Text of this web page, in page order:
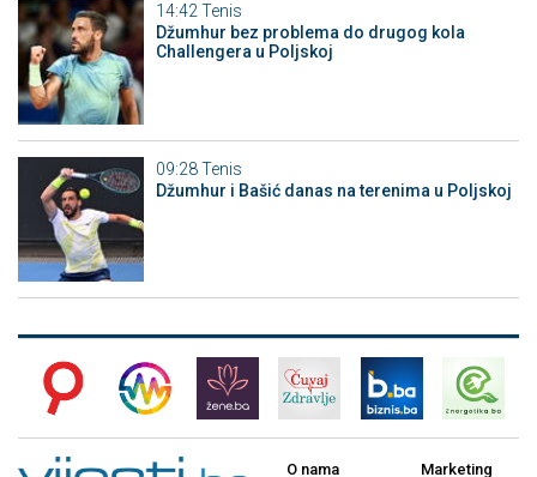
14:42 Tenis
Džumhur bez problema do drugog kola
Challengera u Poljskoj
09:28Tenis
Džumhur i Bašić danas na terenima u Poljskoj
O nama Marketing